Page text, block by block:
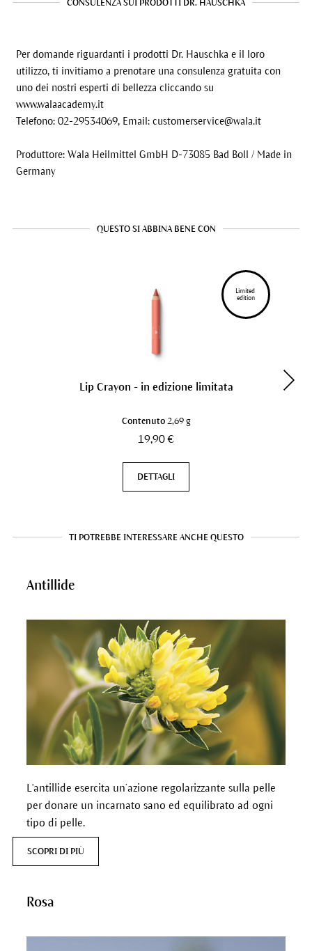
CONSULENZA SUI PRODOTTI DR. HAUSCHKA
Per domande riguardanti i prodotti Dr. Hauschka e il loro
utilizzo, ti invitiamo a prenotare una consulenza gratuita con
uno dei nostri esperti di bellezza cliccando su
www.walaacademy.it
Telefono: 02-29534069, Email: customerservice@wala.it
Produttore: Wala Heilmittel GmbH D-73085 Bad Boll / Made in
Germany
QUESTO SI ABBINA BENE CON
Limited
edition
Lip Crayon - in edizione limitata
Contenuto 2,69 g
19,90 €
DETTAGLI
TI POTREBBE INTERESSARE ANCHE QUESTO
Antillide
L'antillide esercita un’azione regolarizzante sulla pelle
per donare un incarnato sano ed equilibrato ad ogni
tipo di pelle.
SCOPRI DI PIÙ
Rosa